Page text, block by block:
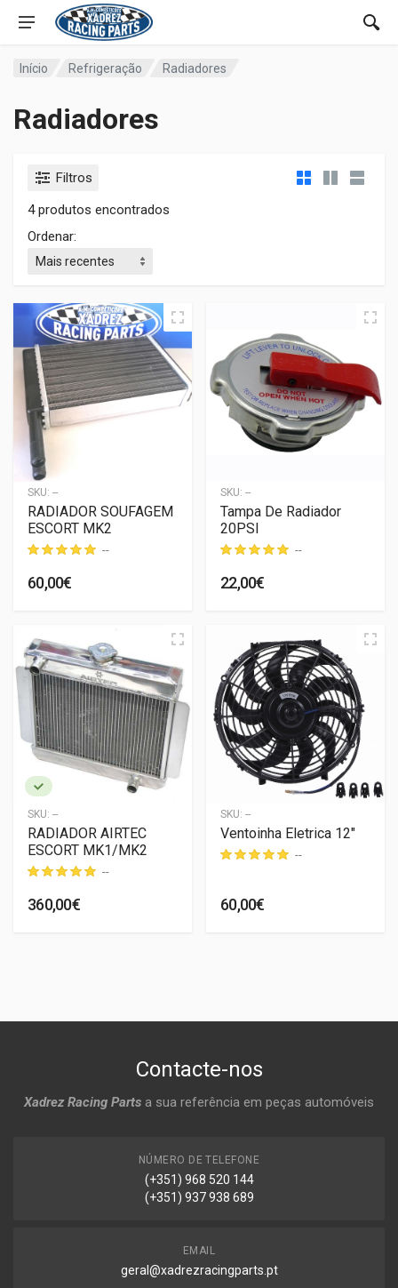
Início Refrigeração Radiadores
Radiadores
Filtros
4 produtos encontrados
Ordenar:
SKU: --
RADIADOR SOUFAGEM
ESCORT MK2
--
60,00€
SKU: --
Tampa De Radiador
20PSI
--
22,00€
SKU: --
RADIADOR AIRTEC
ESCORT MK1/MK2
--
360,00€
SKU: --
Ventoinha Eletrica 12"
--
60,00€
Contacte-nos
Xadrez Racing Parts a sua referência em peças automóveis
NÚMERO DE TELEFONE
(+351) 968 520 144
(+351) 937 938 689
EMAIL
geral@xadrezracingparts.pt